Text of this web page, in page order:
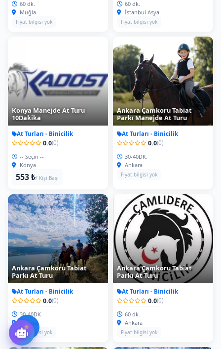
Muğla
Fiyat bilgisi yok
İstanbul Asya
Fiyat bilgisi yok
Konya Manejde At Turu
10Dakika
0.0(0)
Konya
553 ₺
Ankara Çamkoru Tabiat
Parkı Manejde At Turu
0.0(0)
Ankara
Fiyat bilgisi yok
Ankara Çamkoru Tabiat
Parkı At Turu
0.0(0)
Ankara
Fiyat bilgisi yok
Ankara Çamkoru Tabiat
Parkı At Turu
0.0(0)
Ankara
Fiyat bilgisi yok